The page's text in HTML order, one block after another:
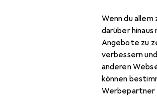
Wenn du
darüber
Angebote zu
verbessern
anderen
können